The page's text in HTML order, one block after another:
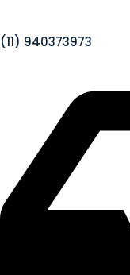
(11) 940373973